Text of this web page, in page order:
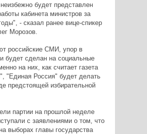
будет представлен
кабинета министров за
- сказал ранее вице-спикер
Морозов.
российские СМИ, упор в
будет сделан на социальные
на них, как считает газета
"Единая Россия" будет делать
предстоящей избирательной
партии на прошлой неделе
с заявлениями о том, что
выборах главы государства